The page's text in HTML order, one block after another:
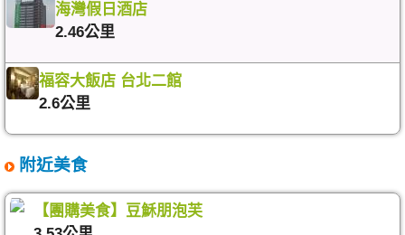
海灣假日酒店
2.46公里
福容大飯店 台北二館
2.6公里
附近美食
【團購美食】豆穌朋泡芙